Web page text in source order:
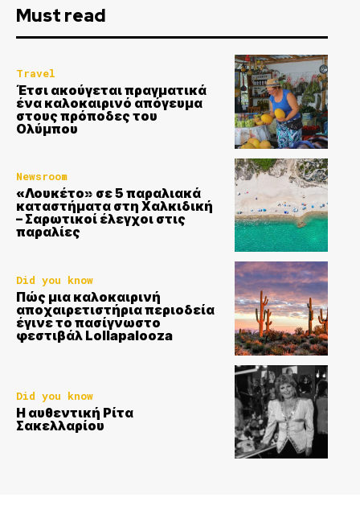
Must read
Travel
Έτσι ακούγεται πραγματικά
ένα καλοκαιρινό απόγευμα
στους πρόποδες του
Ολύμπου
Newsroom
«Λουκέτο» σε 5 παραλιακά
καταστήματα στη Χαλκιδική
– Σαρωτικοί έλεγχοι στις
παραλίες
Did you know
Πώς μια καλοκαιρινή
αποχαιρετιστήρια περιοδεία
έγινε το πασίγνωστο
φεστιβάλ Lollapalooza
Did you know
Η αυθεντική Ρίτα
Σακελλαρίου